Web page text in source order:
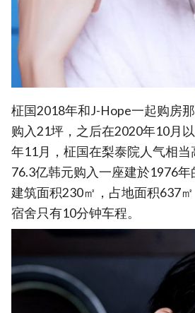
柾国2018年和J-Hope一起购房
购入21坪，之后在2020年10月
年11月，柾国在梨泰院人气相当
76.3亿韩元购入一座建於1976
建筑面积230㎡，占地面积637
宿舍只有10分钟车程。